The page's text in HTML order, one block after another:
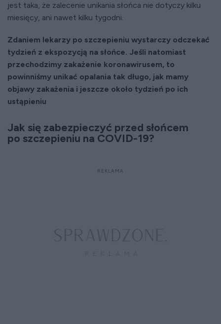
jest taka, że zalecenie unikania słońca nie dotyczy kilku
miesięcy, ani nawet kilku tygodni.
Zdaniem lekarzy po szczepieniu wystarczy odczekać
tydzień z ekspozycją na słońce. Jeśli natomiast
przechodzimy zakażenie koronawirusem, to
powinniśmy unikać opalania tak długo, jak mamy
objawy zakażenia i jeszcze około tydzień po ich
ustąpieniu
Jak się zabezpieczyć przed słońcem
po szczepieniu na COVID-19?